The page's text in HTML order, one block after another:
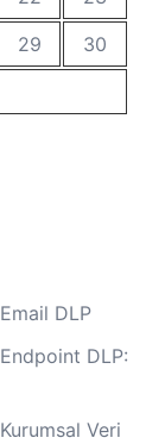
29
30
DLP
DLP:
Veri